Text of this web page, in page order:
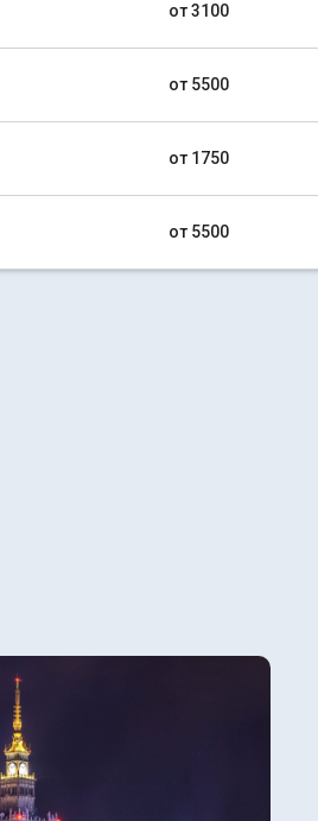
от 3100
от 5500
от 1750
от 5500